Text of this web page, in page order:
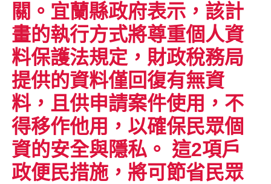
關。宜蘭縣政府表示，該計
畫的執行方式將尊重個人資
料保護法規定，財政稅務局
提供的資料僅回復有無資
料，且供申請案件使用，不
得移作他用，以確保民眾個
資的安全與隱私。 這2項戶
政便民措施，將可節省民眾